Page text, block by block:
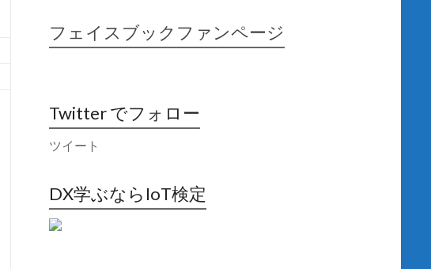
フェイスブックファンページ
Twitter でフォロー
ツイート
DX学ぶならIoT検定